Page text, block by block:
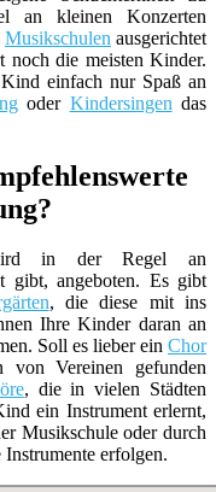
an kleinen Konzerten
Musikschulen ausgerichtet
noch die meisten Kinder.
einfach nur Spaß an
oder Kindersingen das
wird in der Regel an
gibt, angeboten. Es gibt
, die diese mit ins
Ihre Kinder daran an
Soll es lieber ein Chor
Vereinen gefunden
, die in vielen Städten
ein Instrument erlernt,
Musikschule oder durch
erfolgen.